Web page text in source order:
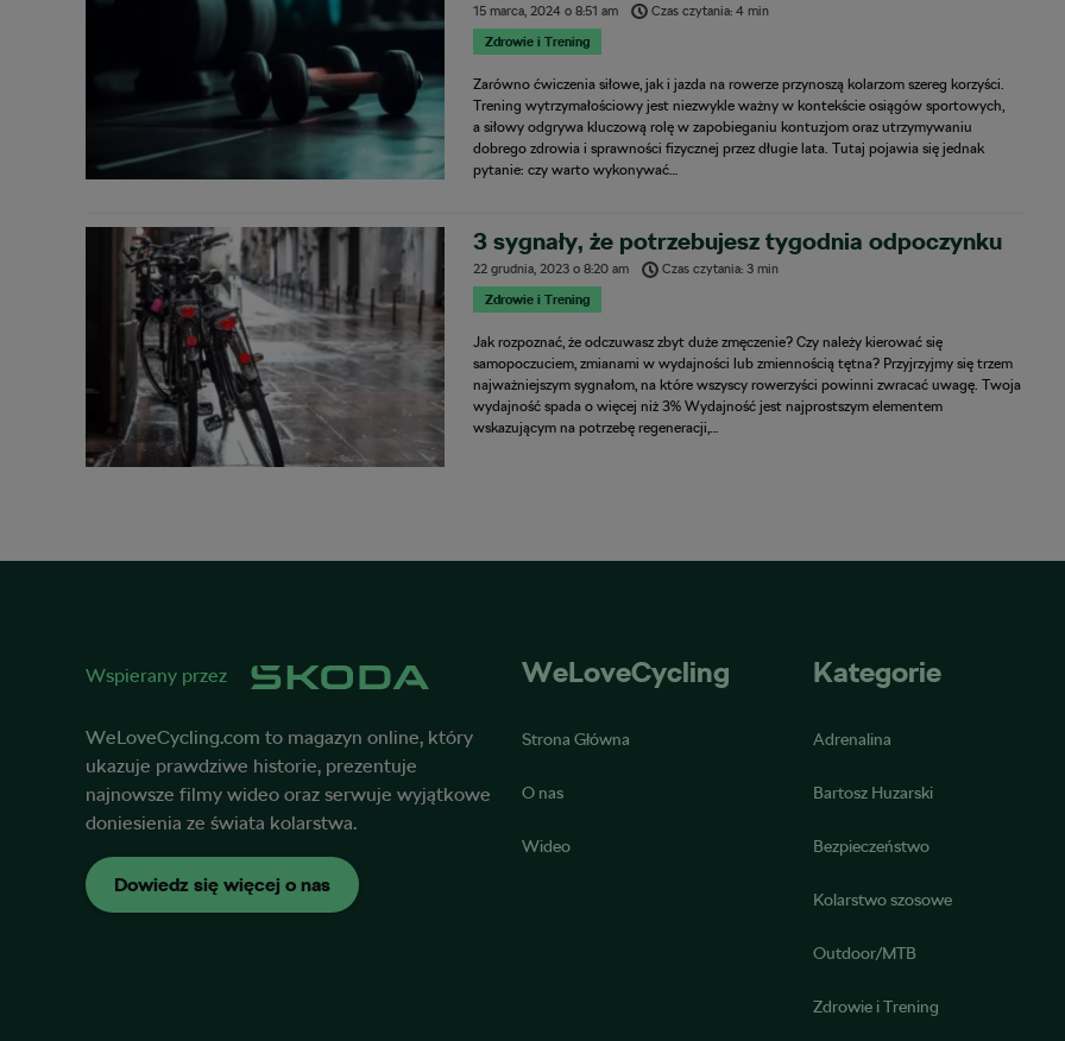
15 marca, 2024 o8:51 am
Czas czytania: 4 min
Zdrowie i Trening
Zarówno ćwiczenia siłowe, jak i jazda na rowerze przynoszą kolarzom szereg korzyści.
Trening wytrzymałościowy jest niezwykle ważny w kontekście osiągów sportowych,
a siłowy odgrywa kluczową rolę w zapobieganiu kontuzjom oraz utrzymywaniu
dobrego zdrowia i sprawności fizycznej przez długie lata. Tutaj pojawia się jednak
pytanie: czy warto wykonywać…
3 sygnały, że potrzebujesz tygodnia odpoczynku
22 grudnia, 2023 o8:20 am
Czas czytania: 3 min
Zdrowie i Trening
Jak rozpoznać, że odczuwasz zbyt duże zmęczenie? Czy należy kierować się
samopoczuciem, zmianami w wydajności lub zmiennością tętna? Przyjrzyjmy się trzem
najważniejszym sygnałom, na które wszyscy rowerzyści powinni zwracać uwagę. Twoja
wydajność spada o więcej niż 3% Wydajność jest najprostszym elementem
wskazującym na potrzebę regeneracji,…
Wspierany przez
WeLoveCycling.com to magazyn online, który
ukazuje prawdziwe historie, prezentuje
najnowsze filmy wideo oraz serwuje wyjątkowe
doniesienia ze świata kolarstwa.
Dowiedz się więcej o nas
WeLoveCycling
Strona Główna
O nas
Wideo
Kategorie
Adrenalina
Bartosz Huzarski
Bezpieczeństwo
Kolarstwo szosowe
Outdoor/MTB
Zdrowie i Trening